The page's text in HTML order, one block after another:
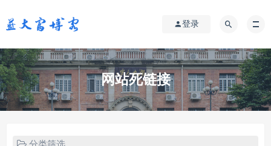
登录
网站死链接